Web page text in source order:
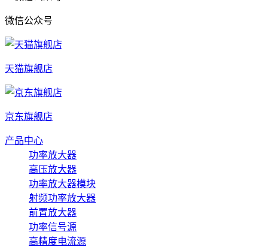
微信公众号
天猫旗舰店
京东旗舰店
产品中心
功率放大器
高压放大器
功率放大器模块
射频功率放大器
前置放大器
功率信号源
高精度电流源